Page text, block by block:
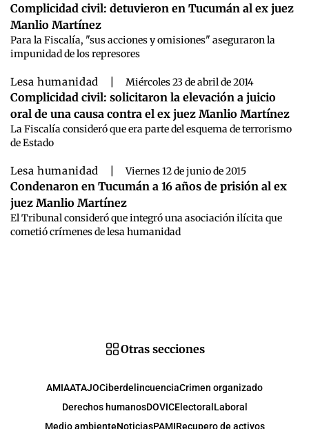
Complicidad civil: detuvieron en Tucumán al ex juez
Manlio Martínez
Para la Fiscalía, "sus acciones y omisiones" aseguraron la
impunidad de los represores
Lesa humanidad Miércoles 23 de abril de 2014
Complicidad civil: solicitaron la elevación a juicio
oral de una causa contra el ex juez Manlio Martínez
La Fiscalía consideró que era parte del esquema de terrorismo
de Estado
Lesa humanidad Viernes 12 de junio de 2015
Condenaron en Tucumán a 16 años de prisión al ex
juez Manlio Martínez
El Tribunal consideró que integró una asociación ilícita que
cometió crímenes de lesa humanidad
Otras secciones
AMIAATAJOCiberdelincuenciaCrimen organizado
Derechos humanosDOVICElectoral Laboral
Medio ambienteNoticiasPAMIRecupero de activos